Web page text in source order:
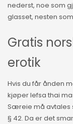
nederst, noe som
glasset, nesten
Gratis
erotik
Hvis du får ånden
kjøper lefsa thai
Særeie må avtales
§ 42. Da er det